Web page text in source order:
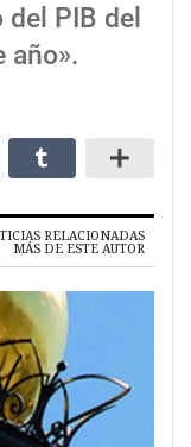
PIB del
año».
RELACIONADAS
MÁS DE ESTE AUTOR